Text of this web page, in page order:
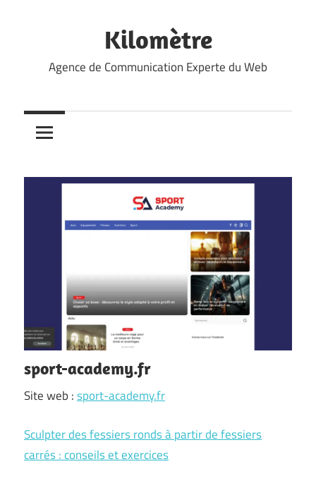
Kilomètre
Agence de Communication Experte du Web
sport-academy.fr
Site web :sport-academy.fr
Sculpter des fessiers ronds à partir de fessiers
carrés : conseils et exercices